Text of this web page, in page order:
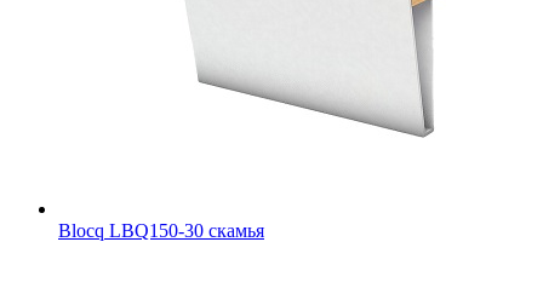
Blocq LBQ150-30 скамья